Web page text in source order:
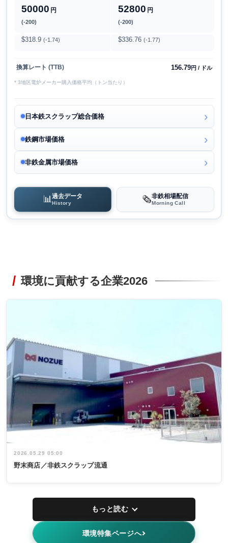
50000 円
(-200)
52800 円
(-200)
$318.9 (-1.74) $336.76 (-1.77)
換算レート (TTB) 156.79円 / ドル
* 3地区電炉メーカー購入価格平均（トン当たり）
日本鉄スクラップ総合価格
鉄鋼市場価格
非鉄金属市場価格
📊過去データ
History 🗞️非鉄相場配信
Morning Call
環境に貢献する企業2026
2026.05.29 05:00
野末商店／非鉄スクラップ流通
もっと読む
環境特集ページへ